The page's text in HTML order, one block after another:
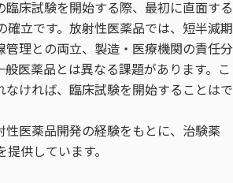
臨床試験を開始する際、最初に直面する
確立です。放射性医薬品では、短半減期
管理との両立、製造・医療機関の責任分
医薬品とは異なる課題があります。こ
なければ、臨床試験を開始することはで
性医薬品開発の経験をもとに、治験薬
供しています。